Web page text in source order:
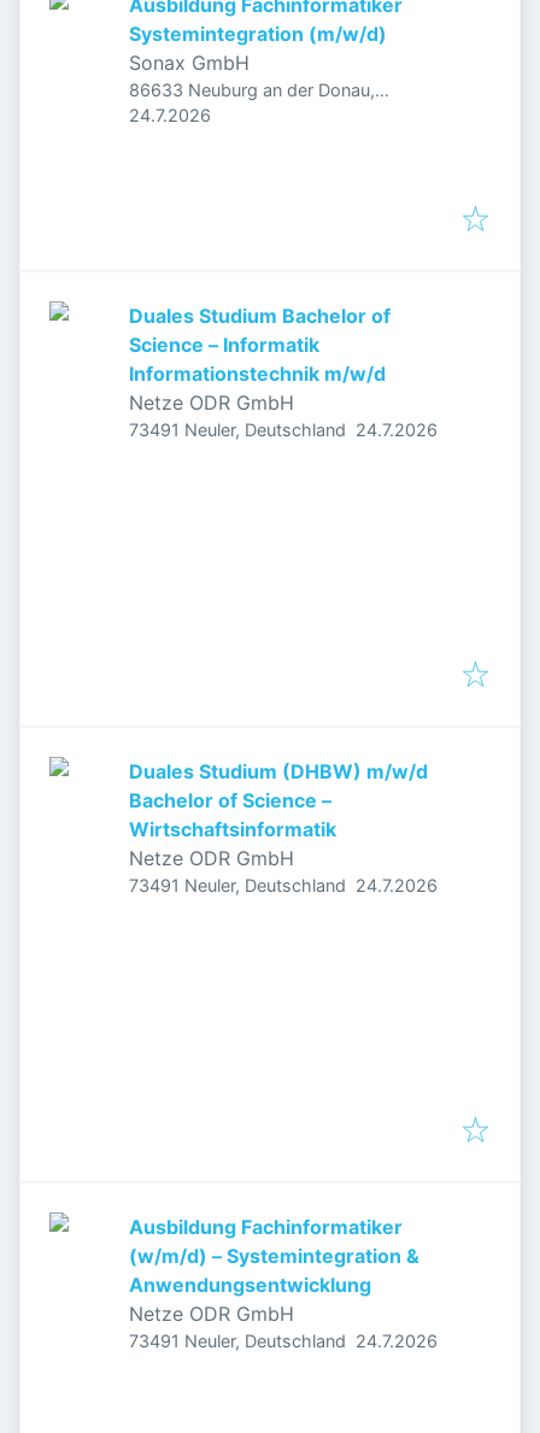
Ausbildung Fachinformatiker
Systemintegration (m/w/d)
Sonax GmbH
86633 Neuburg an der Donau,
Deutschland
Veröffentlicht
24.7.2026
Duales Studium Bachelor of
Science – Informatik
Informationstechnik m/w/d
Netze ODR GmbH
73491 Neuler, Deutschland Veröffentlicht
24.7.2026
Duales Studium (DHBW) m/w/d
Bachelor of Science –
Wirtschaftsinformatik
Netze ODR GmbH
73491 Neuler, Deutschland Veröffentlicht
24.7.2026
Ausbildung Fachinformatiker
(w/m/d) – Systemintegration &
Anwendungsentwicklung
Netze ODR GmbH
73491 Neuler, Deutschland Veröffentlicht
24.7.2026